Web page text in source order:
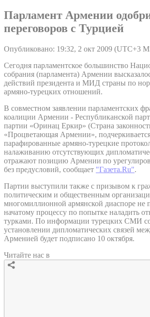
Парламент Армении
переговоров с Турцией
Опубликовано: 19:32, 2 окт 2009 (UTC+3
Сегодня парламентское большинство
собрания (парламента) Армении
действий президента и МИД страны по
армяно-турецких отношений.
В совместном заявлении парламентских
коалиции Армении - Республиканской
партии «Оринац Еркир» (Страна
«Процветающая Армении»,
парафированные армяно-турецкие
налаживанию отсутствующих
отражают позицию Армении по
без предусловий, сообщает "Газета.Ru".
Партии выступили также с призывом к
политическим и общественным
многомиллионной армянской диаспоре не
начатому процессу по попытке наладить
турками. По информации турецких СМИ
установлении дипломатических связей
Арменией будет подписано 10 октября.
Читайте нас в